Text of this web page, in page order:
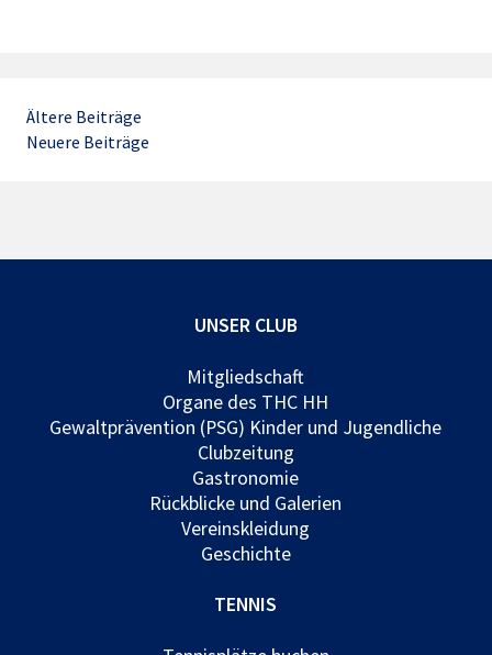
Beitragsnavigation
Ältere Beiträge
Neuere Beiträge
UNSER CLUB
Mitgliedschaft
Organe des THC HH
Gewaltprävention (PSG) Kinder und Jugendliche
Clubzeitung
Gastronomie
Rückblicke und Galerien
Vereinskleidung
Geschichte
TENNIS